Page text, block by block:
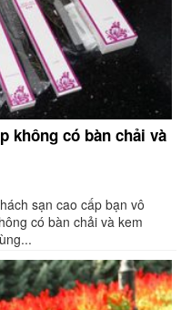
không có bàn chải và
sạn cao cấp bạn vô
có bàn chải và kem